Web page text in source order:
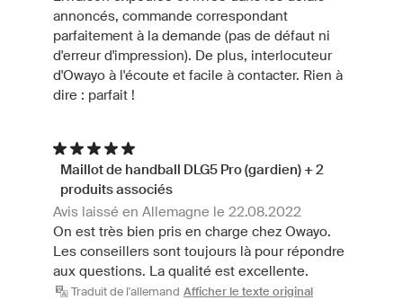
annoncés, commande correspondant
parfaitement à la demande (pas de défaut ni
d'erreur d'impression). De plus, interlocuteur
d'Owayo à l'écoute et facile à contacter. Rien à
dire : parfait !
Maillot de handball DLG5 Pro (gardien) + 2
produits associés
Avis laissé en Allemagne le 22.08.2022
On est très bien pris en charge chez Owayo.
Les conseillers sont toujours là pour répondre
aux questions. La qualité est excellente.
Traduit de l'allemand Afficher le texte original